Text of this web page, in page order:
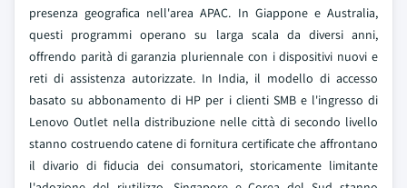
presenza geografica nell'area APAC. In Giappone e Australia,
questi programmi operano su larga scala da diversi anni,
offrendo parità di garanzia pluriennale con i dispositivi nuovi e
reti di assistenza autorizzate. In India, il modello di accesso
basato su abbonamento di HP per i clienti SMB e l'ingresso di
Lenovo Outlet nella distribuzione nelle città di secondo livello
stanno costruendo catene di fornitura certificate che affrontano
il divario di fiducia dei consumatori, storicamente limitante